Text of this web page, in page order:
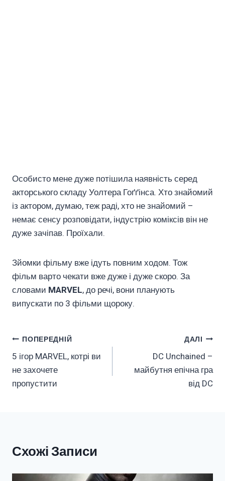
Особисто мене дуже потішила наявність серед
акторського складу Уолтера Гоґґінса. Хто знайомий
із актором, думаю, теж раді, хто не знайомий –
немає сенсу розповідати, індустрію коміксів він не
дуже зачіпав. Проїхали.
Зйомки фільму вже ідуть повним ходом. Тож
фільм варто чекати вже дуже і дуже скоро. За
словами MARVEL, до речі, вони планують
випускати по 3 фільми щороку.
Навігація
Записів
ПОПЕРЕДНІЙ
5 ігор MARVEL, котрі ви
не захочете
пропустити
ДАЛІ
DC Unchained –
майбутня епічна гра
від DC
Схожі Записи